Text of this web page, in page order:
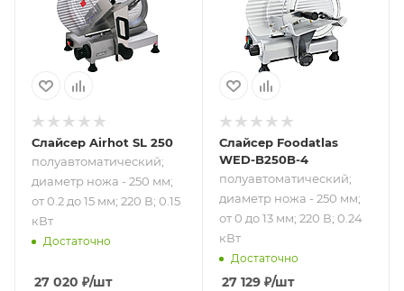
250 мм; от 0.2 до
15 мм; 220 В; 0.15
Слайсер Airhot SL 250
полуавтоматический;
диаметр ножа - 250 мм;
от 0.2 до 15 мм; 220 В; 0.15
кВт
Достаточно
27 020 ₽/шт
250 мм; от 0 до 13
мм; 220 В; 0.24 кВт
Слайсер Foodatlas
WED-B250B-4
полуавтоматический;
диаметр ножа - 250 мм;
от 0 до 13 мм; 220 В; 0.24
кВт
Достаточно
27 129₽/шт